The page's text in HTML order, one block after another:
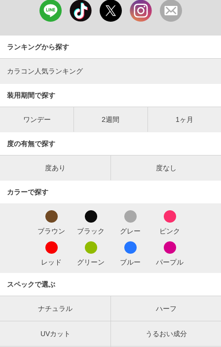
ランキングから探す
カラコン人気ランキング
装用期間で探す
ワンデー 2週間 1ヶ月
度の有無で探す
度あり 度なし
カラーで探す
ブラウン ブラック グレー ピンク
レッド グリーン ブルー パープル
スペックで選ぶ
ナチュラル ハーフ
UVカット うるおい成分